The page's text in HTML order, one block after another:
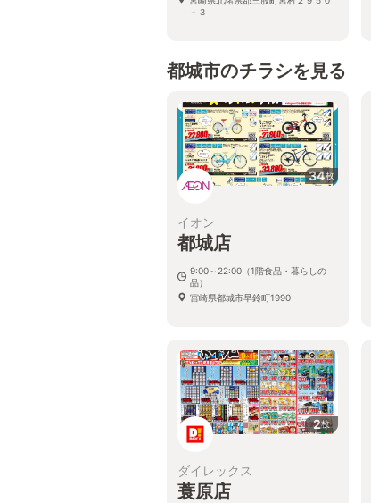
－３
都城市のチラシを見る
34枚
イオン
都城店
9:00～22:00（1階食品・暮らしの
品）
宮崎県都城市早鈴町1990
2枚
ダイレックス
蓑原店